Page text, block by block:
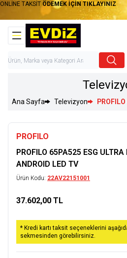
ONLİNE TAKSİT ÖDEMEK İÇİN TIKLAYINIZ
Ana Sayfa Televizyon
PROFILO
PROFILO 65PA525 ESG
ANDROID LED TV
Ürün Kodu: 22AV22151001
37.602,00 TL
* Kredi kartı taksit seçeneklerini
sekmesinden görebilirsiniz.